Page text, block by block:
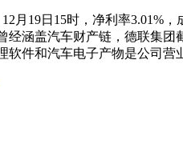
19日15时，净利率3.01%，
涵盖汽车财产链，德联集团
件和汽车电子产物是公司营